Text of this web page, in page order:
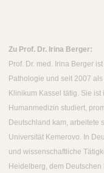
Zu Prof. Dr. Irina Berger:
Prof. Dr. med. Irina Berger
Pathologie und seit 2007
Klinikum Kassel tätig. Sie
Humanmedizin studiert,
Deutschland kam, arbeitete
Universität Kemerovo. In
und wissenschaftliche
Heidelberg, dem